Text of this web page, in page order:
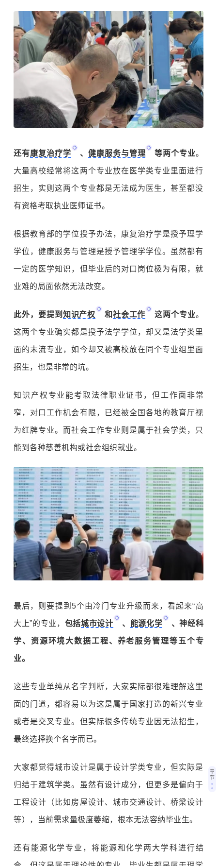
还有康复治疗学 、 健康服务与管理 等两个专业。
大量高校经常将这两个专业放在医学类专业里面进行
招生，实则这两个专业都是无法成为医生，甚至都没
有资格考取执业医师证书。
根据教育部的学位授予办法，康复治疗学是授予理学
学位，健康服务与管理是授予管理学学位。虽然都有
一定的医学知识，但毕业后的对口岗位极为有限，就
业难的局面依然无法改变。
此外，要提到 知识产权 和社会工作 这两个专业。
这两个专业确实都是授予法学学位，却又是法学类里
面的末流专业，如今却又被高校放在同个专业组里面
招生，也是非常的坑。
知识产权专业能考取法律职业证书，但工作面非常
窄，对口工作机会有限，已经被全国各地的教育厅视
为红牌专业。而社会工作专业则是属于社会学类，只
能到各种慈善机构或社会组织就业。
最后，则要提到5个由冷门专业升级而来，看起来“高
大上”的专业， 包括城市设计 、 能源化学 、神经科
学、资源环境大数据工程、养老服务管理等五个专
业。
这些专业单纯从名字判断，大家实际都很难理解这里
面的门道，都容易以为这是属于国家打造的新兴专业
或者是交叉专业。但实际很多传统专业因无法招生，
最终选择换个名字而已。
大家都觉得城市设计是属于设计学类专业，但实际是
归结于建筑学类。虽然有设计成分，但更多是偏向于
工程设计（比如房屋设计、城市交通设计、桥梁设计
等），当前需求量极度萎缩，根本无法容纳毕业生。
还有能源化学专业，将能源和化学两大学科进行结
章
节